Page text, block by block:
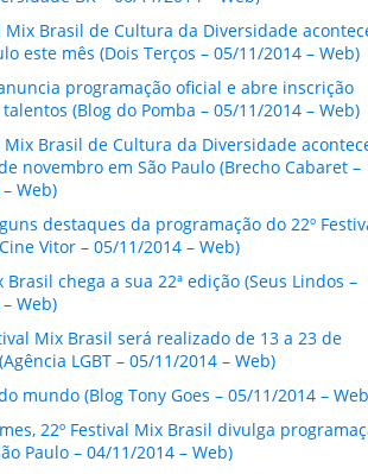
Mix Brasil de Cultura da Diversidade
este mês (Dois Terços – 05/11/2014 – Web)
programação oficial e abre inscrição
(Blog do Pomba – 05/11/2014 – Web)
Mix Brasil de Cultura da Diversidade
novembro em São Paulo (Brecho Cabaret –
Web)
destaques da programação do 22º
Vitor – 05/11/2014 – Web)
Brasil chega a sua 22ª edição (Seus Lindos –
Web)
Mix Brasil será realizado de 13 a 23 de
LGBT – 05/11/2014 – Web)
mundo (Blog Tony Goes – 05/11/2014 –
22º Festival Mix Brasil divulga
Paulo – 04/11/2014 – Web)